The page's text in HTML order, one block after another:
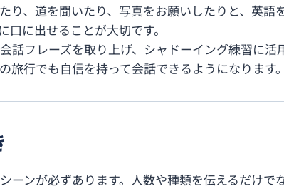
り、道を聞いたり、写真をお願いしたりと、英
に出せることが大切です。
話フレーズを取り上げ、シャドーイング練習に
旅行でも自信を持って会話できるようになります。
ーンが必ずあります。人数や種類を伝えるだけで